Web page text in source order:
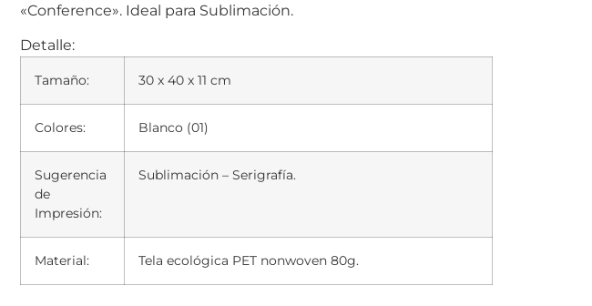
«Conference». Ideal para Sublimación.
Detalle:
Tamaño: 30 x 40 x 11 cm
Colores: Blanco (01)
Sugerencia
de
Impresión:
Sublimación – Serigrafía.
Material: Tela ecológica PET nonwoven 80g.